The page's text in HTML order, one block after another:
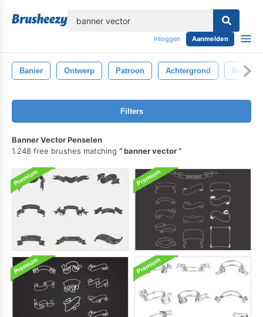
Inloggen Aanmelden
Banier Ontwerp Patroon Achtergrond Retro
Filters
Banner Vector Penselen
1.248 free brushes matching
banner vector